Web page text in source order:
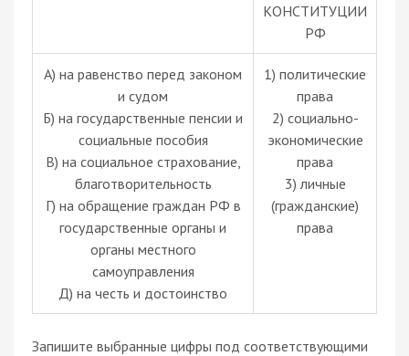
КОНСТИТУЦИИ
РФ
А) на равенство перед законом
и судом
Б) на государственные пенсии и
социальные пособия
В) на социальное страхование,
благотворительность
Г) на обращение граждан РФ в
государственные органы и
органы местного
самоуправления
Д) на честь и достоинство
1) политические
права
2) социально-
экономические
права
3) личные
(гражданские)
права
Запишите выбранные цифры под соответствующими